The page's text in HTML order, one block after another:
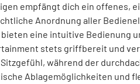
empfängt dich ein offenes,
Anordnung aller
eine intuitive Bedienung
stets griffbereit und
während der
Ablagemöglichkeiten und